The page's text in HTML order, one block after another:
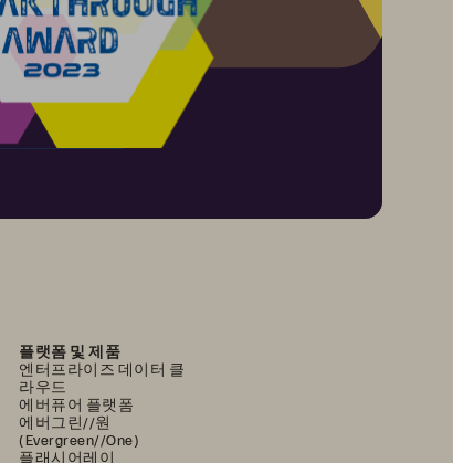
플랫폼 및 제품
엔터프라이즈 데이터 클
라우드
에버퓨어 플랫폼
에버그린//원
(Evergreen//One)
플래시어레이